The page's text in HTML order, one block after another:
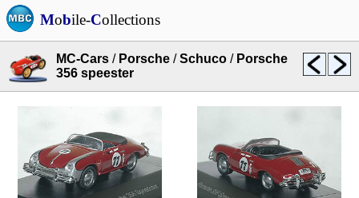
Mobile-Collections
MC-Cars / Porsche /Schuco / Porsche
356 speester